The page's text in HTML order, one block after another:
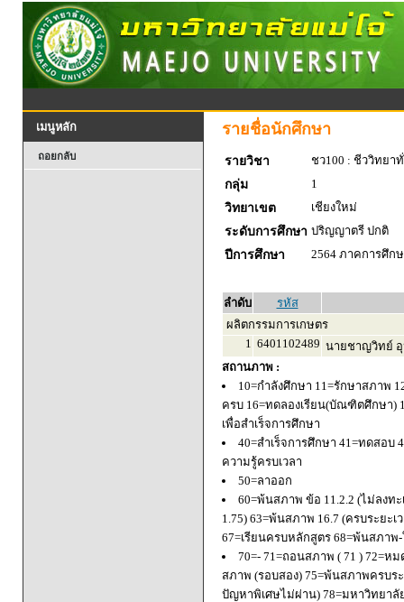
เมนูหลัก
ถอยกลับ
รายชื่อนักศึกษา
รายวิชา
ชว100 : ชีววิทยา
กลุ่ม
1
วิทยาเขต
เชียงใหม่
ระดับการศึกษา ปริญญาตรี ปกติ
ปีการศึกษา
2564 ภาคการศึก
ลำดับ
รหัส
ผลิตกรรมการเกษตร
1 6401102489 นายชาญวิทย์
สถานภาพ :
10=กำลังศึกษา 11=รักษาสภาพ
ครบ 16=ทดลองเรียน(บัณฑิตศึกษา)
เพื่อสำเร็จการศึกษา
40=สำเร็จการศึกษา 41=ทดสอบ
ความรู้ครบเวลา
50=ลาออก
60=พ้นสภาพ ข้อ 11.2.2 (ไม่ลงท
1.75) 63=พ้นสภาพ 16.7 (ครบระยะ
67=เรียนครบหลักสูตร 68=พ้นสภา
70=- 71=ถอนสภาพ ( 71 ) 72=
สภาพ (รอบสอง) 75=พ้นสภาพครบ
ปัญหาพิเศษไม่ผ่าน) 78=มหาวิทยา